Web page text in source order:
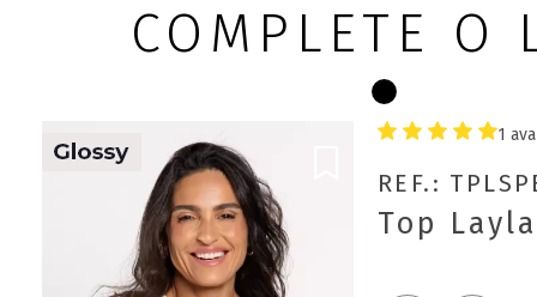
COMPLETE O
1
REF.:
Top